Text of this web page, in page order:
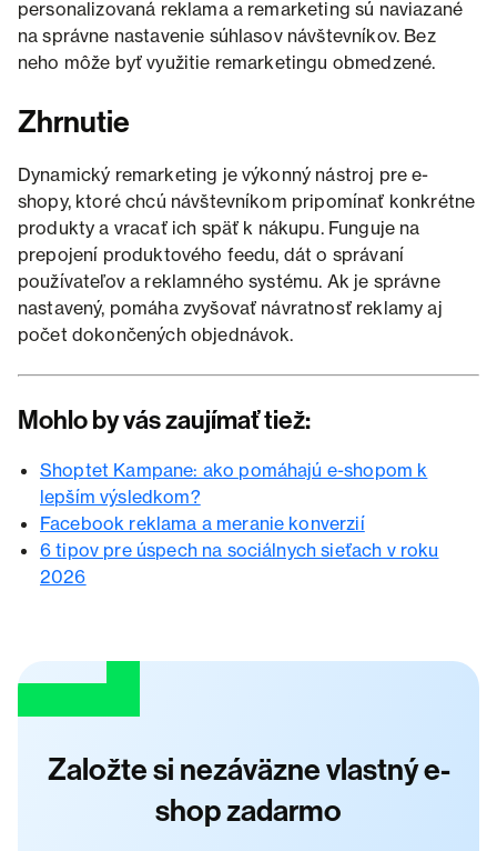
personalizovaná reklama a remarketing sú naviazané
na správne nastavenie súhlasov návštevníkov. Bez
neho môže byť využitie remarketingu obmedzené.
Zhrnutie
Dynamický remarketing je výkonný nástroj pre e-
shopy, ktoré chcú návštevníkom pripomínať konkrétne
produkty a vracať ich späť k nákupu. Funguje na
prepojení produktového feedu, dát o správaní
používateľov a reklamného systému. Ak je správne
nastavený, pomáha zvyšovať návratnosť reklamy aj
počet dokončených objednávok.
Mohlo by vás zaujímať tiež:
Shoptet Kampane: ako pomáhajú e-shopom k
lepším výsledkom?
Facebook reklama a meranie konverzií
6 tipov pre úspech na sociálnych sieťach v roku
2026
Založte si nezáväzne vlastný e-
shop zadarmo